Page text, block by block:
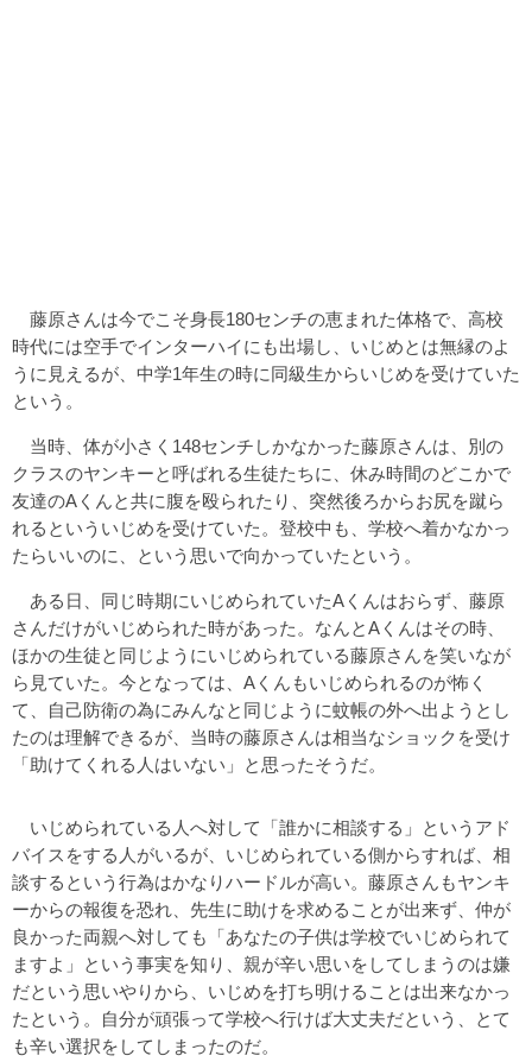
藤原さんは今でこそ身長180センチの恵まれた体格で、高校
時代には空手でインターハイにも出場し、いじめとは無縁のよ
うに見えるが、中学1年生の時に同級生からいじめを受けていた
という。
当時、体が小さく148センチしかなかった藤原さんは、別の
クラスのヤンキーと呼ばれる生徒たちに、休み時間のどこかで
友達のAくんと共に腹を殴られたり、突然後ろからお尻を蹴ら
れるといういじめを受けていた。登校中も、学校へ着かなかっ
たらいいのに、という思いで向かっていたという。
ある日、同じ時期にいじめられていたAくんはおらず、藤原
さんだけがいじめられた時があった。なんとAくんはその時、
ほかの生徒と同じようにいじめられている藤原さんを笑いなが
ら見ていた。今となっては、Aくんもいじめられるのが怖く
て、自己防衛の為にみんなと同じように蚊帳の外へ出ようとし
たのは理解できるが、当時の藤原さんは相当なショックを受け
「助けてくれる人はいない」と思ったそうだ。
いじめられている人へ対して「誰かに相談する」というアド
バイスをする人がいるが、いじめられている側からすれば、相
談するという行為はかなりハードルが高い。藤原さんもヤンキ
ーからの報復を恐れ、先生に助けを求めることが出来ず、仲が
良かった両親へ対しても「あなたの子供は学校でいじめられて
ますよ」という事実を知り、親が辛い思いをしてしまうのは嫌
だという思いやりから、いじめを打ち明けることは出来なかっ
たという。自分が頑張って学校へ行けば大丈夫だという、とて
も辛い選択をしてしまったのだ。